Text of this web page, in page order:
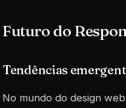
Futuro do
Tendências
No mundo do design